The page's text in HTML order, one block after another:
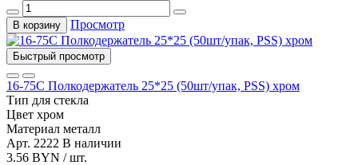
В корзину Просмотр
Быстрый просмотр
16-75С Полкодержатель 25*25 (50шт/упак, PSS) хром
Тип для стекла
Цвет хром
Материал металл
Арт. 2222 В наличии
3.56 BYN / шт.